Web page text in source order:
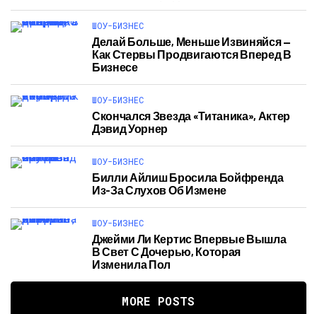
ШОУ-БИЗНЕС
Делай Больше, Меньше Извиняйся —
Как Стервы Продвигаются Вперед В
Бизнесе
ШОУ-БИЗНЕС
Скончался Звезда «Титаника», Актер
Дэвид Уорнер
ШОУ-БИЗНЕС
Билли Айлиш Бросила Бойфренда
Из-За Слухов Об Измене
ШОУ-БИЗНЕС
Джейми Ли Кертис Впервые Вышла
В Свет С Дочерью, Которая
Изменила Пол
MORE POSTS